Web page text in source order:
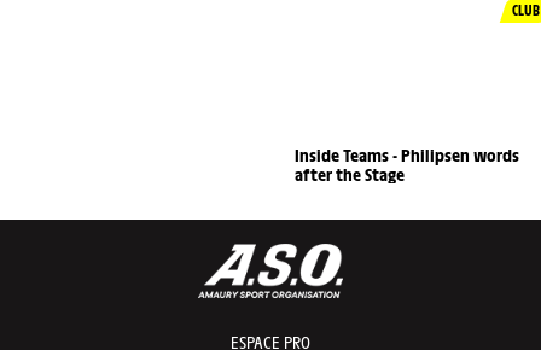
CLUB
Inside Teams - Philipsen words
after the Stage
ESPACE PRO